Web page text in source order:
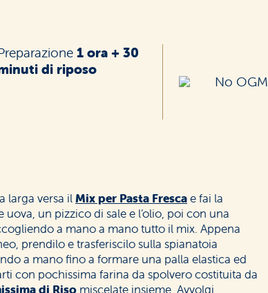
1 ora + 30
di riposo
No OGM
larga versa ilMix per Pasta Frescae fai la
un pizzico di sale e l’olio, poi con una
a mano a mano tutto il mix. Appena
prendilo e trasferiscilo sulla spianatoia
a mano fino a formare una palla elastica ed
con pochissima farina da spolvero costituita da
di Riso miscelate insieme. Avvolgi